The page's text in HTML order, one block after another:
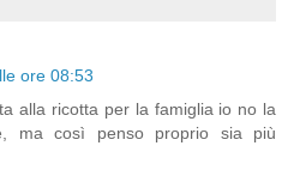
ore 08:53
alla ricotta per la famiglia io no la
ma così penso proprio sia più